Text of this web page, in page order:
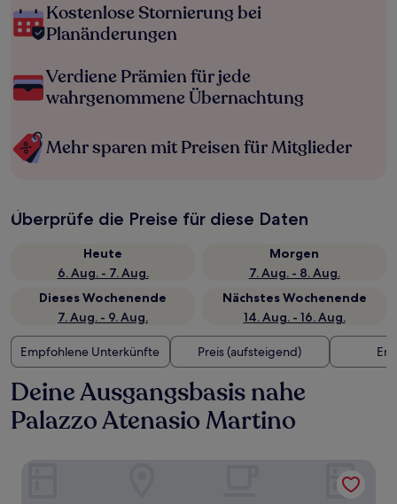
Kostenlose Stornierung bei
Planänderungen
Verdiene Prämien für jede
wahrgenommene Übernachtung
Mehr sparen mit Preisen für Mitglieder
Überprüfe die Preise für diese Daten
Heute
6. Aug. - 7. Aug.
Morgen
7. Aug. - 8. Aug.
Dieses Wochenende
7. Aug. - 9. Aug.
Nächstes Wochenende
14. Aug. - 16. Aug.
Empfohlene Unterkünfte Preis (aufsteigend)
Deine Ausgangsbasis nahe
Palazzo Atenasio Martino